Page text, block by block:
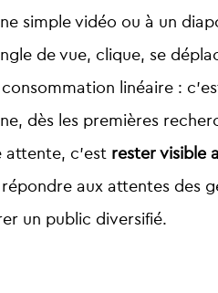
simple vidéo ou à un
de vue, clique, se
linéaire :
dès les premières
attente, c’est rester visible
aux attentes des
un public diversifié.